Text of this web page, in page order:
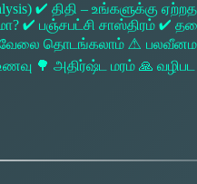
✔ திதி – உங்களுக்கு
✔ பஞ்சபட்சி சாஸ்திரம் ✔
வேலை தொடங்கலாம் ⚠
உணவு 🌳 அதிர்ஷ்ட மரம் 🙏